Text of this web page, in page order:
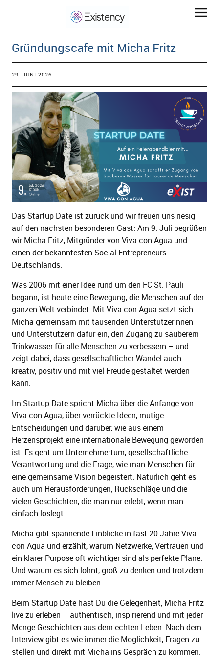
Menü aufklappen
Menü aufklappen
Menü aufklappen
Gründungscafe mit Micha Fritz
29. JUNI 2026
Das Startup Date ist zurück und wir freuen uns riesig
auf den nächsten besonderen Gast: Am 9. Juli begrüßen
wir Micha Fritz, Mitgründer von Viva con Agua und
einen der bekanntesten Social Entrepreneurs
Deutschlands.
Was 2006 mit einer Idee rund um den FC St. Pauli
begann, ist heute eine Bewegung, die Menschen auf der
ganzen Welt verbindet. Mit Viva con Agua setzt sich
Micha gemeinsam mit tausenden Unterstützerinnen
und Unterstützern dafür ein, den Zugang zu sauberem
Trinkwasser für alle Menschen zu verbessern – und
zeigt dabei, dass gesellschaftlicher Wandel auch
kreativ, positiv und mit viel Freude gestaltet werden
kann.
Im Startup Date spricht Micha über die Anfänge von
Viva con Agua, über verrückte Ideen, mutige
Entscheidungen und darüber, wie aus einem
Herzensprojekt eine internationale Bewegung geworden
ist. Es geht um Unternehmertum, gesellschaftliche
Verantwortung und die Frage, wie man Menschen für
eine gemeinsame Vision begeistert. Natürlich geht es
auch um Herausforderungen, Rückschläge und die
vielen Geschichten, die man nur erlebt, wenn man
einfach loslegt.
Micha gibt spannende Einblicke in fast 20 Jahre Viva
con Agua und erzählt, warum Netzwerke, Vertrauen und
ein klarer Purpose oft wichtiger sind als perfekte Pläne.
Und warum es sich lohnt, groß zu denken und trotzdem
immer Mensch zu bleiben.
Beim Startup Date hast Du die Gelegenheit, Micha Fritz
live zu erleben – authentisch, inspirierend und mit jeder
Menge Geschichten aus dem echten Leben. Nach dem
Interview gibt es wie immer die Möglichkeit, Fragen zu
stellen und direkt mit Micha ins Gespräch zu kommen.